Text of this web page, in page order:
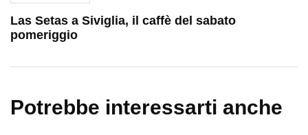
Las Setas a Siviglia, il caffè del sabato
pomeriggio
Potrebbe interessarti anche